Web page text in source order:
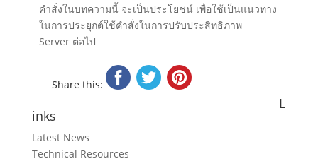
คำสั่งในบทความนี้ จะเป็นประโยชน์ เพื่อใช้เป็นแนวทาง
ในการประยุกต์ใช้คำสั่งในการปรับประสิทธิภาพ
Server ต่อไป
Share this:
L
inks
Latest News
Technical Resources